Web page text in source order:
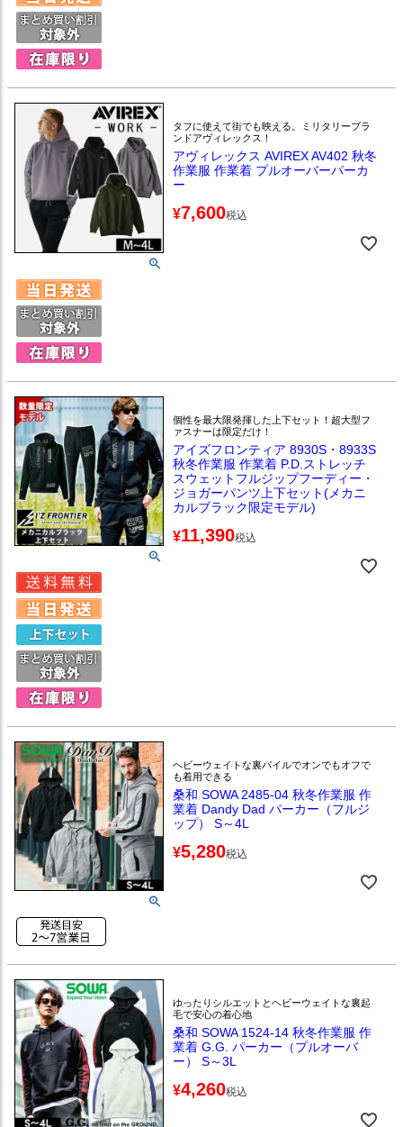
タフに使えて街でも映える。ミリタリーブラ
ンドアヴィレックス！
アヴィレックス AVIREX AV402 秋冬
作業服 作業着 プルオーバーパーカ
ー
¥7,600税込
個性を最大限発揮した上下セット！超大型フ
ァスナーは限定だけ！
アイズフロンティア 8930S・8933S
秋冬作業服 作業着 P.D.ストレッチ
スウェットフルジップフーディー・
ジョガーパンツ上下セット(メカニ
カルブラック限定モデル)
¥11,390税込
ヘビーウェイトな裏パイルでオンでもオフで
も着用できる
桑和 SOWA 2485-04 秋冬作業服 作
業着 Dandy Dad パーカー（フルジ
ップ） S～4L
¥5,280税込
ゆったりシルエットとヘビーウェイトな裏起
毛で安心の着心地
桑和 SOWA 1524-14 秋冬作業服 作
業着 G.G. パーカー（プルオーバ
ー） S～3L
¥4,260税込